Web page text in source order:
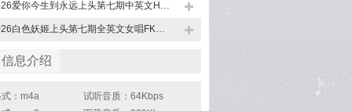
2026爱你今生到永远上头第七期中英文HOUS混搭车载DJ串烧
2026白色妖姬上头第七期全英文女唱FKHOUSE迷幻鼓车载DJ串烧
息介绍
：m4a
试听音质：64Kbps